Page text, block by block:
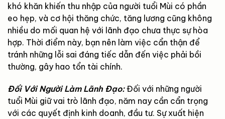
khó khăn khiến thu nhập của người tuổi Mùi có phần
eo hẹp, và cơ hội thăng chức, tăng lương cũng không
nhiều do mối quan hệ với lãnh đạo chưa thực sự hòa
hợp. Thời điểm này, bạn nên làm việc cẩn thận để
tránh những lỗi sai đáng tiếc dẫn đến việc phải bồi
thường, gây hao tổn tài chính.
Đối Với Người Làm Lãnh Đạo:Đối với những người
tuổi Mùi giữ vai trò lãnh đạo, năm nay cần cẩn trọng
với các quyết định kinh doanh, đầu tư. Sự xuất hiện